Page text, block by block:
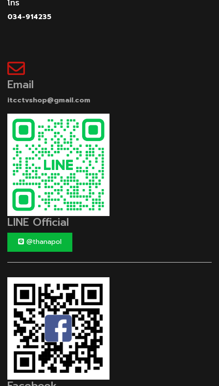
โทร
034-914235
Email
itcctvshop@gmail.com
LINE Official
@thanapol